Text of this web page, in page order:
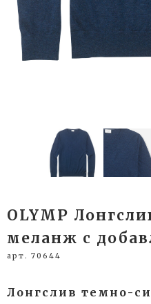
OLYMP
меланж с
арт. 70644
Лонгслив темно-